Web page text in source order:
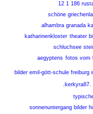
12 1 186
schöne
alhambra granada
katharinenkloster theater
schluchsee
aegyptens fotos vom
bilder emil-gött-schule freiburg
.kerkyra87.
sonnenuntergang bilder